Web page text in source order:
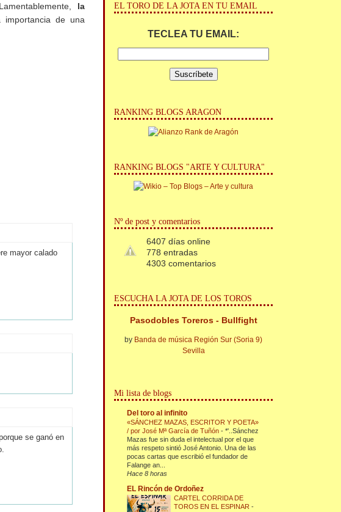
la
importancia de una
mayor calado
se ganó en
EL TORO DE LA JOTA EN TU EMAIL
TECLEA TU EMAIL:
RANKING BLOGS ARAGON
RANKING BLOGS "ARTE Y CULTURA"
Nº de post y comentarios
6407 días online
778 entradas
4303 comentarios
ESCUCHA LA JOTA DE LOS TOROS
Pasodobles Toreros - Bullfight
by Banda de música Región Sur (Soria 9)
Sevilla
Mi lista de blogs
Del toro al infinito
«SÁNCHEZ MAZAS, ESCRITOR Y POETA»
/ por José Mª García de Tuñón-*'..Sánchez
Mazas fue sin duda el intelectual por el que
más respeto sintió José Antonio. Una de las
pocas cartas que escribió el fundador de
Falange an...
Hace 8 horas
EL Rincón de Ordoñez
CARTEL CORRIDA DE
TOROS EN EL ESPINAR-